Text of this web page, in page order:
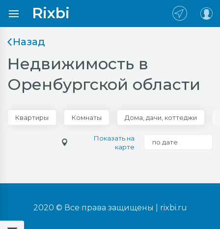
Rixbi
Назад
Недвижимость в
Оренбургской области
Квартиры Комнаты Дома, дачи, коттеджи
Показать на
карте
по дате
2020 © Все права защищены | rixbi.ru